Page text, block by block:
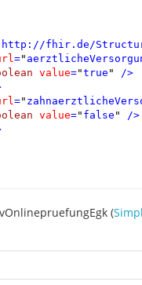
http://fhir.de/
="
value="true "
/>
="
value=" false "
/>
(